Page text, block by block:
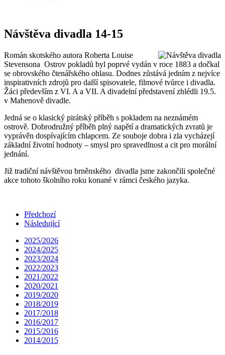
Návštěva divadla 14-15
Román skotského autora Roberta Louise
Stevensona Ostrov pokladů byl poprvé vydán v roce 1883 a dočkal
se obrovského čtenářského ohlasu. Dodnes zůstává jedním z nejvíce
inspirativních zdrojů pro další spisovatele, filmové tvůrce i divadla.
Žáci především z VI. A a VII. A divadelní představení zhlédli 19.5.
v Mahenově divadle.
Jedná se o klasický pirátský příběh s pokladem na neznámém
ostrově. Dobrodružný příběh plný napětí a dramatických zvratů je
vyprávěn dospívajícím chlapcem. Ze souboje dobra i zla vycházejí
základní životní hodnoty – smysl pro spravedlnost a cit pro morální
jednání.
Již tradiční návštěvou brněnského divadla jsme zakončili společné
akce tohoto školního roku konané v rámci českého jazyka.
Předchozí
Následující
2025/2026
2024/2025
2023/2024
2022/2023
2021/2022
2020/2021
2019/2020
2018/2019
2017/2018
2016/2017
2015/2016
2014/2015